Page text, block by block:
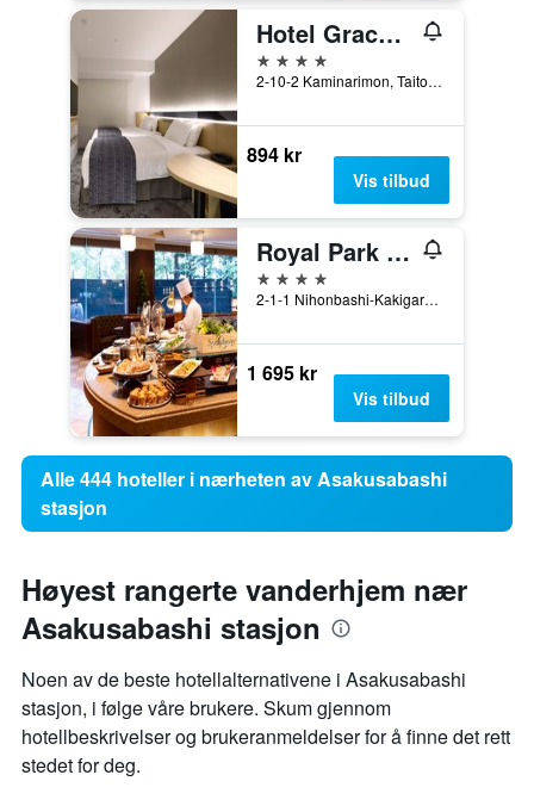
Hotel Gracery Asakusa
4 stjerner
2-10-2 Kaminarimon, Taito, Tokyo, Japan
894 kr
Vis tilbud
Royal Park Hotel Tokyo Nihonbashi
4 stjerner
2-1-1 Nihonbashi-Kakigara-Cho, Tokyo, Japan
1 695 kr
Vis tilbud
Alle 444 hoteller i nærheten av Asakusabashi
stasjon
Høyest rangerte vanderhjem nær
Asakusabashi stasjon
Noen av de beste hotellalternativene i Asakusabashi
stasjon, i følge våre brukere. Skum gjennom
hotellbeskrivelser og brukeranmeldelser for å finne det rett
stedet for deg.